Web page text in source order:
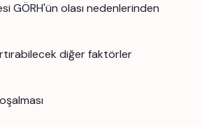
GÖRH'ün olası nedenlerinden
diğer faktörler